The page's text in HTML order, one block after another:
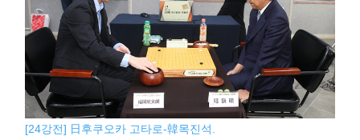
[24강전] 日후쿠오카 고타로-韓목진석.